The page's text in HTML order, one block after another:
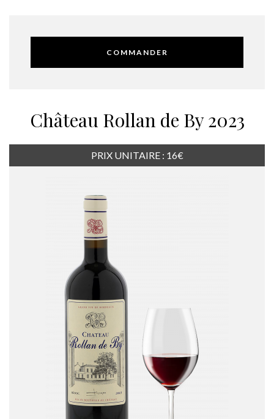
COMMANDER
Château Rollan de By 2023
PRIX UNITAIRE : 16€